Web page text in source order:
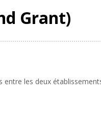
Grant)
entre les deux